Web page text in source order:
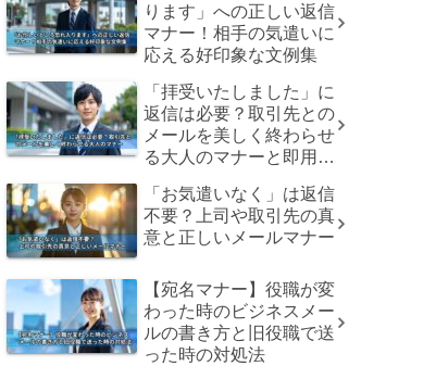
ります」への正しい返信
マナー！相手の気遣いに
応える好印象な文例集
「拝受いたしました」に
返信は必要？取引先との
メールを美しく終わらせ
る大人のマナーと即用文
「お気遣いなく」は返信
不要？上司や取引先の真
意と正しいメールマナー
【宛名マナー】役職が変
わった時のビジネスメー
ルの書き方と旧役職で送
った時の対処法